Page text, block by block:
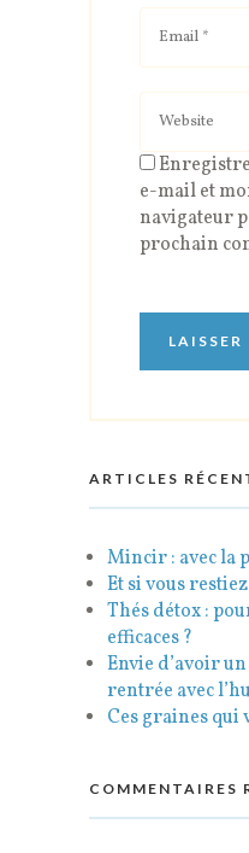
e-mail et
navigateur
prochain
ARTICLES
Mincir : avec la
Et si vous
Thés détox :
efficaces ?
Envie d’avoir
rentrée avec
Ces graines qui
COMMENTAIRES